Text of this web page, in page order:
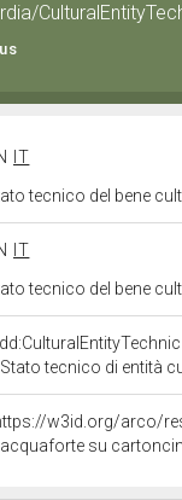
IT
tecnico del bene
IT
tecnico del bene
Stato tecnico di entità
w3id.org/arco/
acquaforte su